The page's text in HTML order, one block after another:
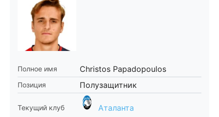
Полное имя Christos Papadopoulos
Позиция Полузащитник
Текущий клуб Аталанта